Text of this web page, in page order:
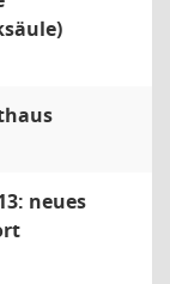
neues